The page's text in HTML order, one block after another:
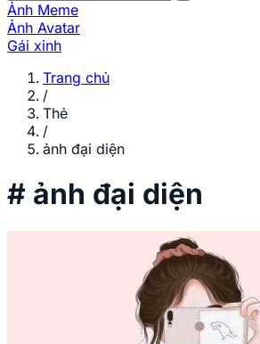
Ảnh Meme
Ảnh Avatar
Gái xinh
Trang chủ
/
Thẻ
/
ảnh đại diện
# ảnh đại diện